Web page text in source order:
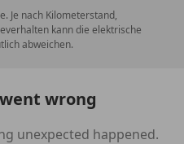
Je nach Kilometerstand,
kann die elektrische
abweichen.
wrong
unexpected happened.